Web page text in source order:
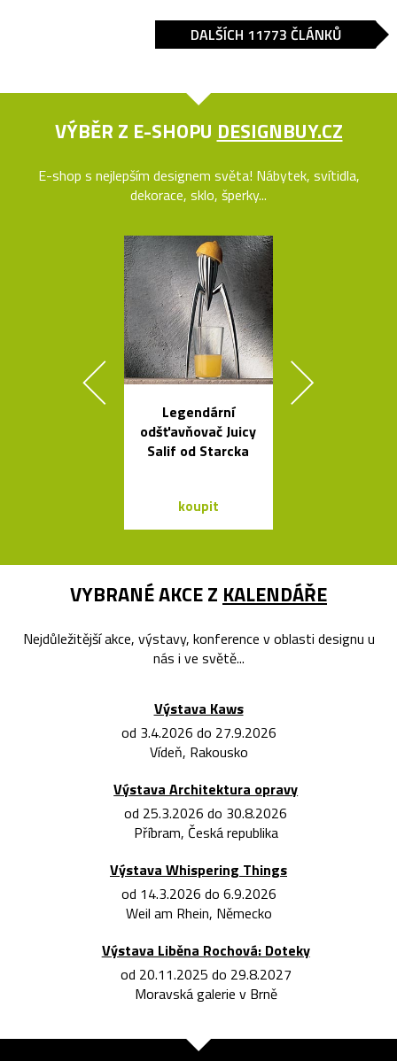
DALŠÍCH 11773 ČLÁNKŮ
VÝBĚR Z E-SHOPU DESIGNBUY.CZ
E-shop s nejlepším designem světa! Nábytek, svítidla,
dekorace, sklo, šperky...
Legendární
odšťavňovač Juicy
Salif od Starcka
koupit
VYBRANÉ AKCE Z KALENDÁŘE
Nejdůležitější akce, výstavy, konference v oblasti designu u
nás i ve světě...
Výstava Kaws
od 3.4.2026 do 27.9.2026
Vídeň, Rakousko
Výstava Architektura opravy
od 25.3.2026 do 30.8.2026
Příbram, Česká republika
Výstava Whispering Things
od 14.3.2026 do 6.9.2026
Weil am Rhein, Německo
Výstava Liběna Rochová: Doteky
od 20.11.2025 do 29.8.2027
Moravská galerie v Brně